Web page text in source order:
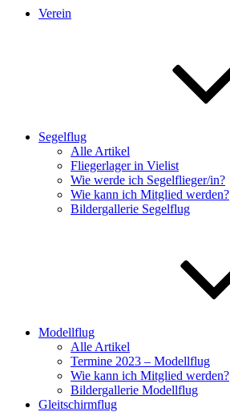
Verein
Segelflug
Alle Artikel
Fliegerlager in Vielist
Wie werde ich Segelflieger/in?
Wie kann ich Mitglied werden?
Bildergallerie Segelflug
Modellflug
Alle Artikel
Termine 2023 – Modellflug
Wie kann ich Mitglied werden?
Bildergallerie Modellflug
Gleitschirmflug